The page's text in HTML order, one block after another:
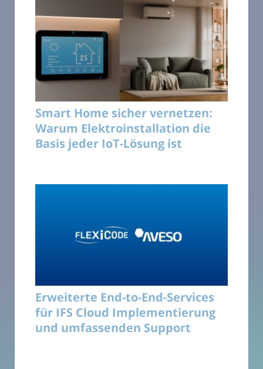
Smart Home sicher vernetzen:
Warum Elektroinstallation die
Basis jeder IoT-Lösung ist
Erweiterte End-to-End-Services
für IFS Cloud Implementierung
und umfassenden Support